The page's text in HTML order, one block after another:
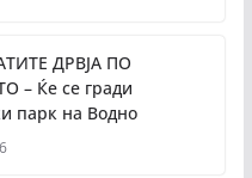
ДРВЈА ПО
– Ќе се гради
парк на Водно